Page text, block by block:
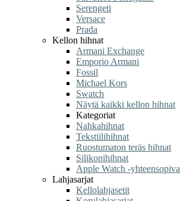
Serengeti
Versace
Prada
Kellon hihnat
Armani Exchange
Emporio Armani
Fossil
Michael Kors
Swatch
Näytä kaikki kellon hihnat
Kategoriat
Nahkahihnat
Tekstiilihihnat
Ruostumaton teräs hihnat
Silikonihihnat
Apple Watch -yhteensopiva
Lahjasarjat
Kellolahjasetit